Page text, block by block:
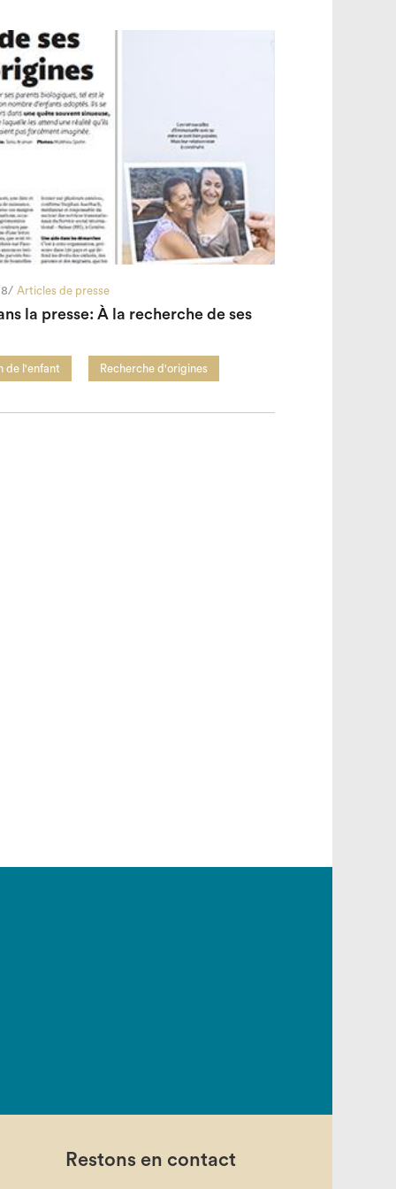
Articles de presse
la presse: À la recherche de ses
de l'enfant Recherche d'origines
Restons en contact